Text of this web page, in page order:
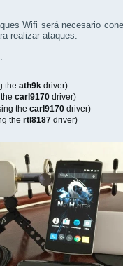
Wifi será necesario
realizar ataques.
the ath9k driver)
carl9170 driver)
the carl9170 driver)
the rtl8187 driver)